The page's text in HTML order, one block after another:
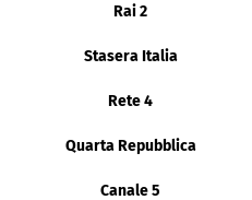
Rai 2
Stasera Italia
Rete 4
Quarta Repubblica
Canale 5